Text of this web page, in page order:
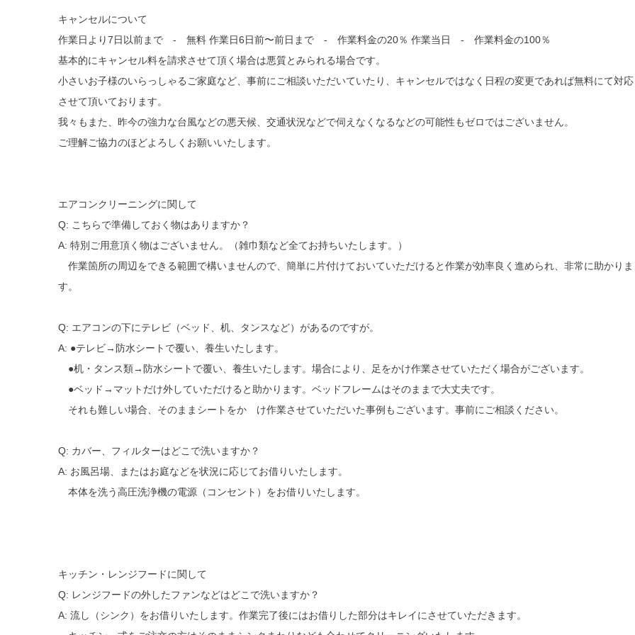
キャンセルについて
作業日より7日以前まで - 無料 作業日6日前〜前日まで - 作業料金の20％ 作業当日 - 作業料金の100％
基本的にキャンセル料を請求させて頂く場合は悪質とみられる場合です。
小さいお子様のいらっしゃるご家庭など、事前にご相談いただいていたり、キャンセルではなく日程の変更であれば無料にて対応
させて頂いております。
我々もまた、昨今の強力な台風などの悪天候、交通状況などで伺えなくなるなどの可能性もゼロではございません。
ご理解ご協力のほどよろしくお願いいたします。
エアコンクリーニングに関して
Q: こちらで準備しておく物はありますか？
A: 特別ご用意頂く物はございません。（雑巾類など全てお持ちいたします。）
作業箇所の周辺をできる範囲で構いませんので、簡単に片付けておいていただけると作業が効率良く進められ、非常に助かりま
す。
Q: エアコンの下にテレビ（ベッド、机、タンスなど）があるのですが。
A: ●テレビ→防水シートで覆い、養生いたします。
●机・タンス類→防水シートで覆い、養生いたします。場合により、足をかけ作業させていただく場合がございます。
●ベッド→マットだけ外していただけると助かります。ベッドフレームはそのままで大丈夫です。
それも難しい場合、そのままシートをか け作業させていただいた事例もございます。事前にご相談ください。
Q: カバー、フィルターはどこで洗いますか？
A: お風呂場、またはお庭などを状況に応じてお借りいたします。
本体を洗う高圧洗浄機の電源（コンセント）をお借りいたします。
キッチン・レンジフードに関して
Q: レンジフードの外したファンなどはどこで洗いますか？
A: 流し（シンク）をお借りいたします。作業完了後にはお借りした部分はキレイにさせていただきます。